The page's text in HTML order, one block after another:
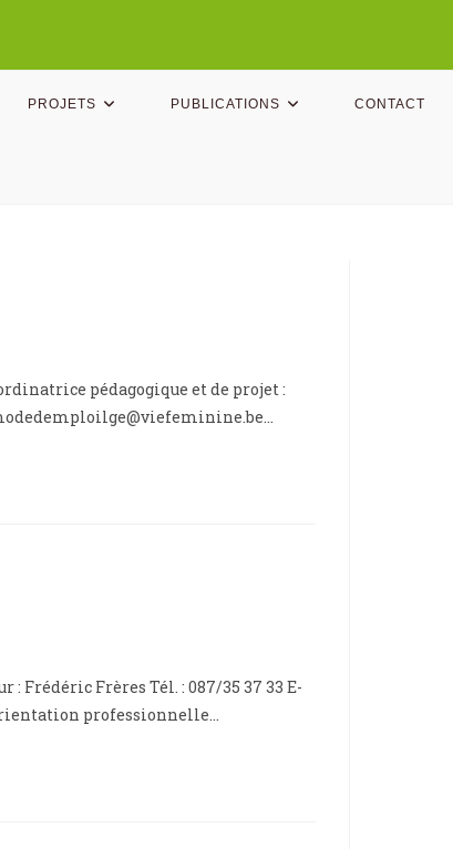
PROJETS PUBLICATIONS CONTACT
pédagogique et de projet :
: Frédéric Frères Tél. : 087/35 37 33 E-
professionnelle…